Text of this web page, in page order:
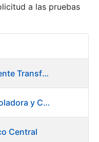
a las pruebas
OE 22/25 - Ayudante Polivalente Transformados/Acabados
OE 23/25 - Ayudante de Encoladora y Calandra Máquina de Papel. Fábrica de Papel
Central